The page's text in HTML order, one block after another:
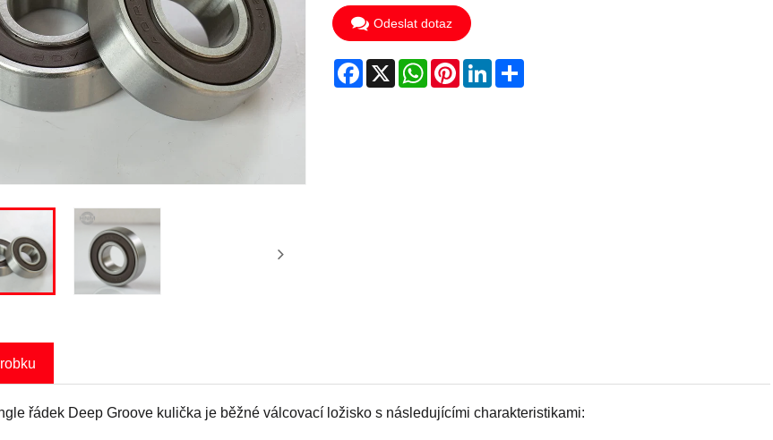
Odeslat dotaz
Facebook
X WhatsApp
PinterestLinkedInShare
řádek Deep Groove kulička je běžné válcovací ložisko s následujícími charakteristikami: